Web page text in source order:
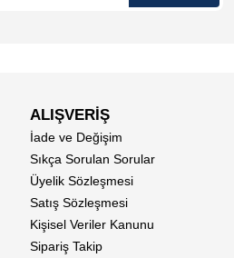
ALIŞVERİŞ
İade ve Değişim
Sıkça Sorulan Sorular
Üyelik Sözleşmesi
Satış Sözleşmesi
Kişisel Veriler Kanunu
Sipariş Takip